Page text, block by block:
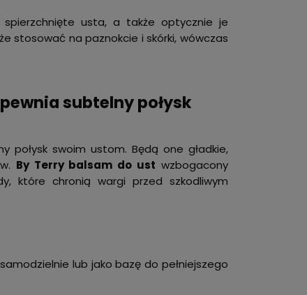
usta, a także optycznie je
stosować na paznokcie i skórki, wówczas
subtelny połysk
połysk swoim ustom. Będą one gładkie,
By Terry balsam do ust wzbogacony
które chronią wargi przed szkodliwym
lub jako bazę do pełniejszego